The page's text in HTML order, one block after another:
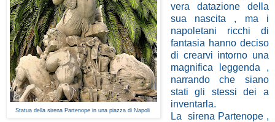
Statua della sirena Partenope in una piazza di Napoli
vera datazione della
sua nascita , ma i
napoletani ricchi di
fantasia hanno deciso
di crearvi intorno una
magnifica leggenda ,
narrando che siano
stati gli stessi dei a
inventarla.
La sirena Partenope ,